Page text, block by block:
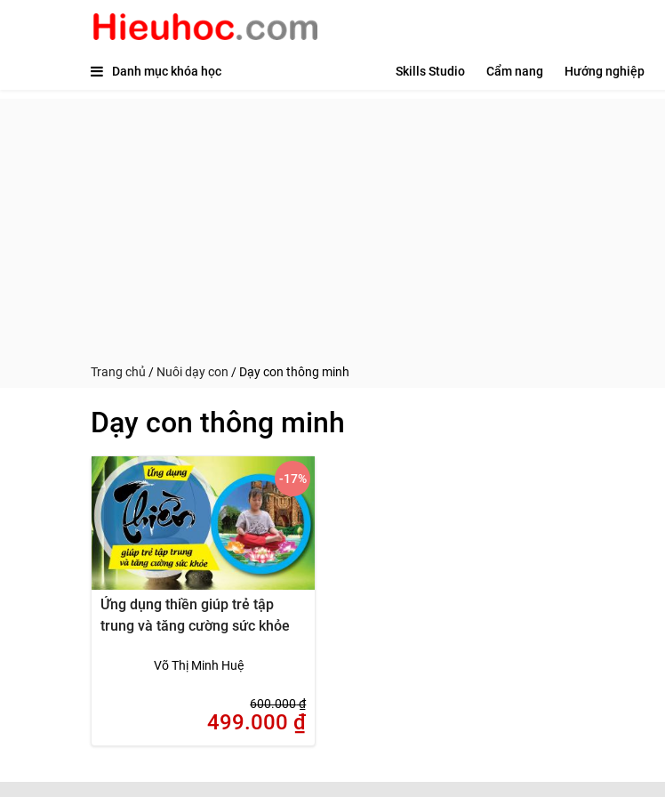
Danh mục khóa học Skills Studio Cẩm nang Hướng nghiệp
Trang chủ / Nuôi dạy con / Dạy con thông minh
Dạy con thông minh
Ứng dụng thiền giúp trẻ tập
trung và tăng cường sức khỏe
Võ Thị Minh Huệ
600.000₫
499.000 ₫
-17%